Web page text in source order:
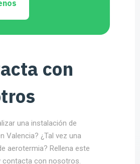
con
una instalación de
Valencia? ¿Tal vez una
aerotermia? Rellena este
contacta con nosotros.